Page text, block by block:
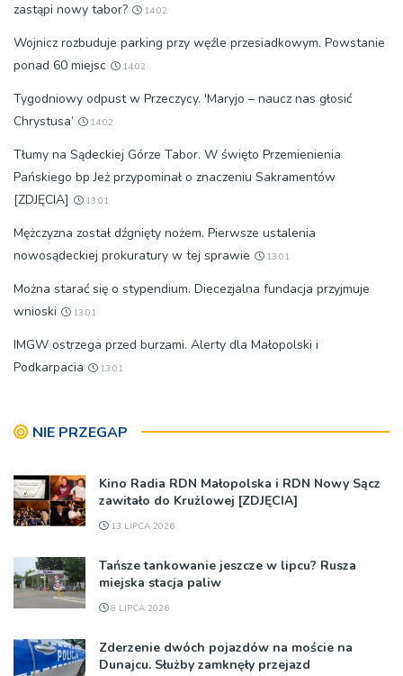
zastąpi nowy tabor?
14:02
Wojnicz rozbuduje parking przy węźle przesiadkowym. Powstanie
ponad 60 miejsc
14:02
Tygodniowy odpust w Przeczycy. 'Maryjo – naucz nas głosić
Chrystusa’
14:02
Tłumy na Sądeckiej Górze Tabor. W święto Przemienienia
Pańskiego bp Jeż przypominał o znaczeniu Sakramentów
[ZDJĘCIA]
13:01
Mężczyzna został dźgnięty nożem. Pierwsze ustalenia
nowosądeckiej prokuratury w tej sprawie
13:01
Można starać się o stypendium. Diecezjalna fundacja przyjmuje
wnioski
13:01
IMGW ostrzega przed burzami. Alerty dla Małopolski i
Podkarpacia
13:01
NIE PRZEGAP
Kino Radia RDN Małopolska i RDN Nowy Sącz
zawitało do Krużlowej [ZDJĘCIA]
13 LIPCA 2026
Tańsze tankowanie jeszcze w lipcu? Rusza
miejska stacja paliw
8 LIPCA 2026
Zderzenie dwóch pojazdów na moście na
Dunajcu. Służby zamknęły przejazd